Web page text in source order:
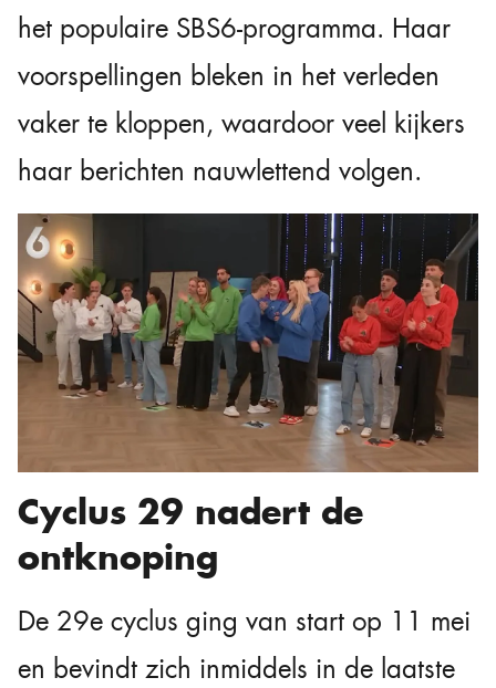
het populaire SBS6-programma. Haar
voorspellingen bleken in het verleden
vaker te kloppen, waardoor veel kijkers
haar berichten nauwlettend volgen.
Cyclus 29 nadert de
ontknoping
De 29e cyclus ging van start op 11 mei
en bevindt zich inmiddels in de laatste